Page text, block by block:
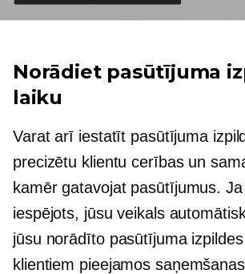
Norādiet pasūtījuma
laiku
Varat arī iestatīt pasūtījuma
precizētu klientu cerības un
kamēr gatavojat pasūtījumus.
iespējots, jūsu veikals
jūsu norādīto pasūtījuma
klientiem pieejamos